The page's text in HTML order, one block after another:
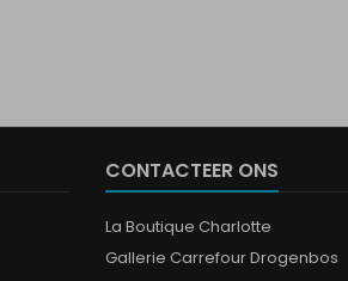
CONTACTEER ONS
La Boutique Charlotte
Gallerie Carrefour Drogenbos